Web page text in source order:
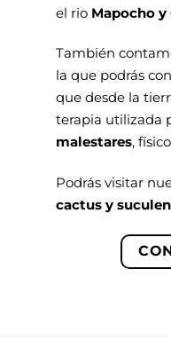
el rio Mapocho y
También
la que podrás
que desde la
terapia utilizada
malestares,
Podrás visitar
cactus y